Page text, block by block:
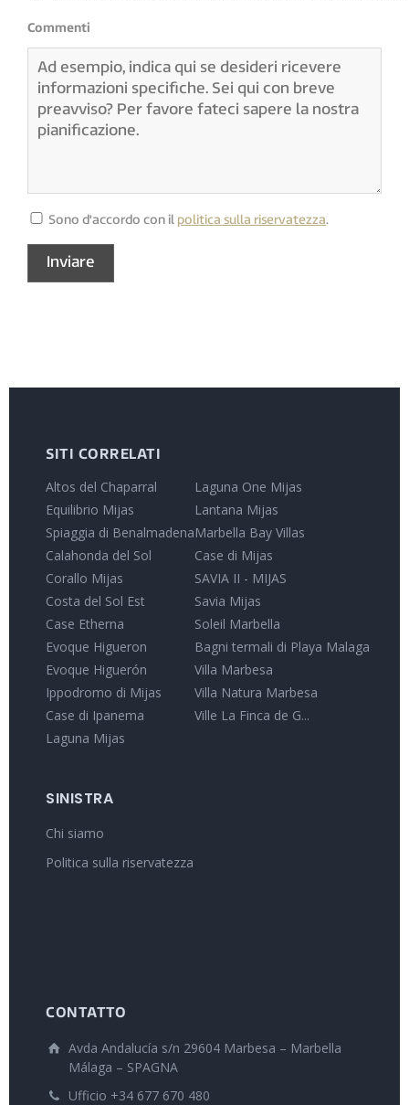
Commenti
Sono d'accordo con il politica sulla riservatezza.
SITI CORRELATI
Altos del Chaparral
Equilibrio Mijas
Spiaggia di Benalmadena
Calahonda del Sol
Corallo Mijas
Costa del Sol Est
Case Etherna
Evoque Higueron
Evoque Higuerón
Ippodromo di Mijas
Case di Ipanema
Laguna Mijas
Laguna One Mijas
Lantana Mijas
Marbella Bay Villas
Case di Mijas
SAVIA II - MIJAS
Savia Mijas
Soleil Marbella
Bagni termali di Playa Malaga
Villa Marbesa
Villa Natura Marbesa
Ville La Finca de G...
SINISTRA
Chi siamo
Politica sulla riservatezza
CONTATTO
Avda Andalucía s/n 29604 Marbesa – Marbella
Málaga – SPAGNA
Ufficio +34 677 670 480